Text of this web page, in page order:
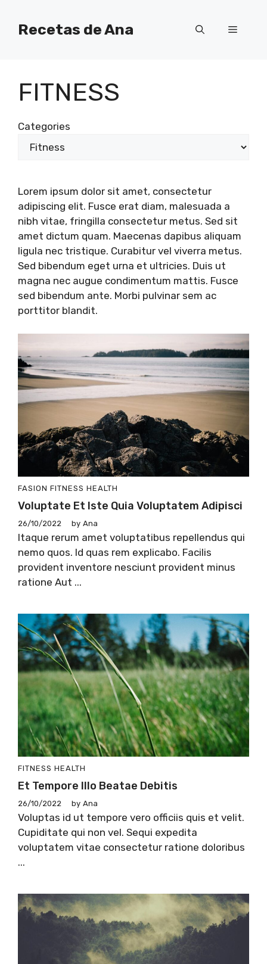
contentRecetas de Ana Menu
FITNESS
Categories
Lorem ipsum dolor sit amet, consectetur
adipiscing elit. Fusce erat diam, malesuada a
nibh vitae, fringilla consectetur metus. Sed sit
amet dictum quam. Maecenas dapibus aliquam
ligula nec tristique. Curabitur vel viverra metus.
Sed bibendum eget urna et ultricies. Duis ut
magna nec augue condimentum mattis. Fusce
sed bibendum ante. Morbi pulvinar sem ac
porttitor blandit.
FASION FITNESS HEALTH
Voluptate Et Iste Quia Voluptatem Adipisci
26/10/2022 by Ana
Itaque rerum amet voluptatibus repellendus qui
nemo quos. Id quas rem explicabo. Facilis
provident inventore nesciunt provident minus
ratione Aut ...
FITNESS HEALTH
Et Tempore Illo Beatae Debitis
26/10/2022 by Ana
Voluptas id ut tempore vero officiis quis et velit.
Cupiditate qui non vel. Sequi expedita
voluptatem vitae consectetur ratione doloribus
...